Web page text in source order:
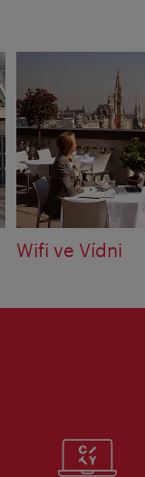
Wifi ve Vídni